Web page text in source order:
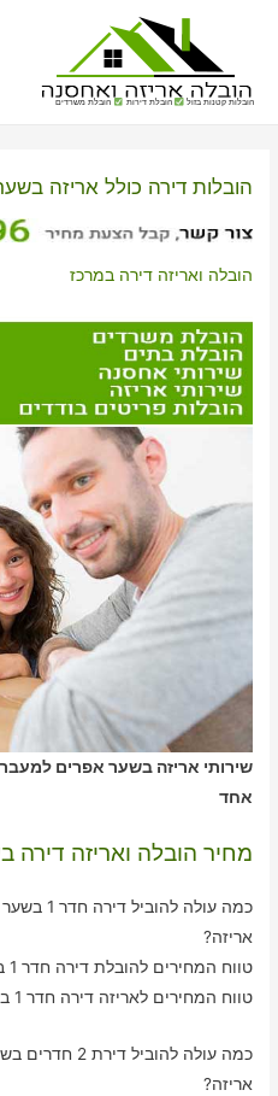
הובלות קטנות בזול הובלת דירות הובלת משרדים
הובלות דירה כולל אריזה
הובלה ואריזה דירה במרכז
שירותי אריזה בשער אפרים למעבר
אחד
מחיר הובלה ואריזה דירה
כמה עולה
אריזה?
טווח המחירים להובלת דירה חדר 1 בשער אפרים – בין 390-770 ש"ח
טווח המחירים לאריזה דירה חדר 1 בשער אפרים – בין 350-590 ש"ח
כמה עולה
אריזה?